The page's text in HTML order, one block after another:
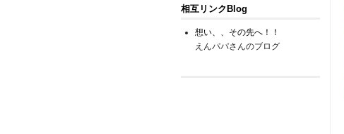
相互リンクBlog
想い、、その先へ！！
えんパパさんのブログ